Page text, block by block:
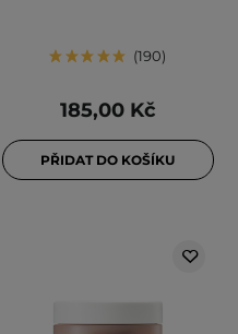
190
185,00 Kč
PŘIDAT DO KOŠÍKU